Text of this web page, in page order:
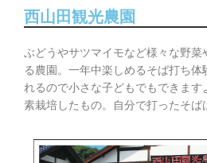
西山田観光農園
ぶどうやサツマイモなど様々な野菜
る農園。一年中楽しめるそば打ち体
れるので小さな子どもでもできま
素栽培したもの。自分で打ったそば